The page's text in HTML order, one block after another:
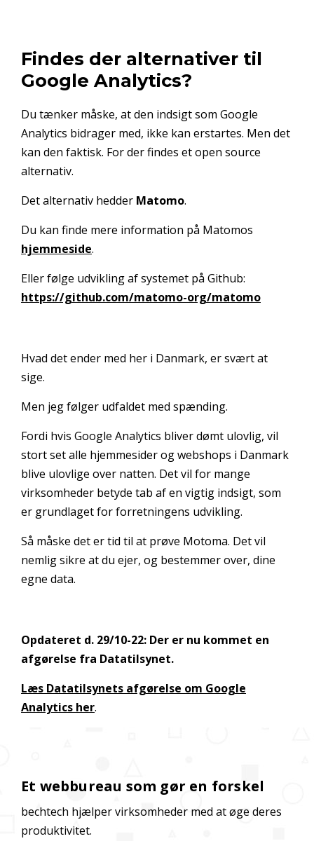
Findes der alternativer til
Google Analytics?
Du tænker måske, at den indsigt som Google
Analytics bidrager med, ikke kan erstartes. Men det
kan den faktisk. For der findes et open source
alternativ.
Det alternativ hedder Matomo.
Du kan finde mere information på Matomos
hjemmeside.
Eller følge udvikling af systemet på Github:
https://github.com/matomo-org/matomo
Hvad det ender med her i Danmark, er svært at
sige.
Men jeg følger udfaldet med spænding.
Fordi hvis Google Analytics bliver dømt ulovlig, vil
stort set alle hjemmesider og webshops i Danmark
blive ulovlige over natten. Det vil for mange
virksomheder betyde tab af en vigtig indsigt, som
er grundlaget for forretningens udvikling.
Så måske det er tid til at prøve Motoma. Det vil
nemlig sikre at du ejer, og bestemmer over, dine
egne data.
Opdateret d. 29/10-22: Der er nu kommet en
afgørelse fra Datatilsynet.
Læs Datatilsynets afgørelse om Google
Analytics her.
Et webbureau som gør en forskel
bechtech hjælper virksomheder med at øge deres
produktivitet.